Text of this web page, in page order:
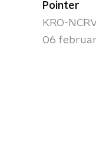
Pointer
KRO-
06